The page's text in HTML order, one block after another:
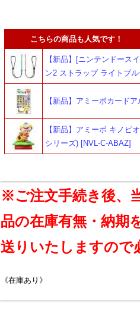
こちらの商品も人気です！
【新品】[ニンテンドース
ン2 ストラップ ライトブ
【新品】アミーボカード
【新品】アミーボ キノピ
シリーズ) [NVL-C-ABAZ]
※ご注文手続き後、
品の在庫有無・納期
送りいたしますので
《在庫あり》